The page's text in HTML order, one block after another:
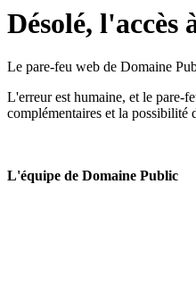
Désolé, l'accès
Le pare-feu web de Domaine
L'erreur est humaine, et le pare-
complémentaires et la possibilité
L'équipe de Domaine Public